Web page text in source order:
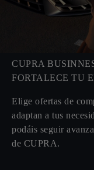
CUPRA
FORTALECE TU
Elige ofertas de
adaptan a tus
podáis seguir
de CUPRA.